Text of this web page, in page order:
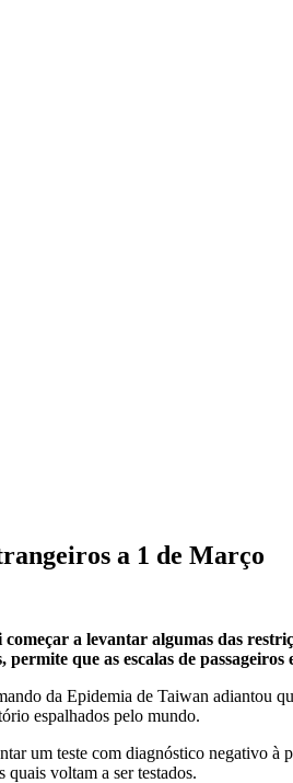
a 1 de Março
a levantar algumas das
permite que as escalas de
da Epidemia de Taiwan adiantou
espalhados pelo mundo.
um teste com diagnóstico negativo
quais voltam a ser testados.